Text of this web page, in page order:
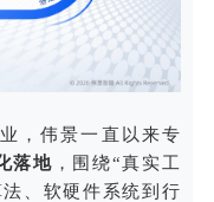
，伟景一直以来专
落地 ，围绕“真实工
、软硬件系统到行